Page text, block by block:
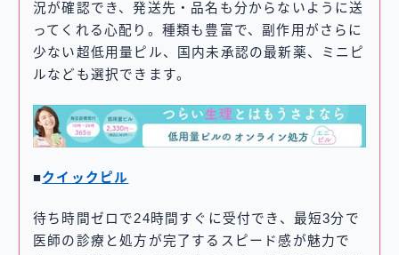
況が確認でき、発送先・品名も分からないように送
ってくれる心配り。種類も豊富で、副作用がさらに
少ない超低用量ピル、国内未承認の最新薬、ミニピ
ルなども選択できます。
■クイックピル
待ち時間ゼロで24時間すぐに受付でき、最短3分で
医師の診療と処方が完了するスピード感が魅力で